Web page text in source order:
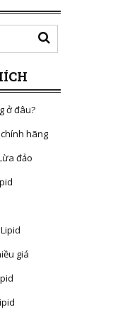
ở đâu?
hãng
đảo
giá